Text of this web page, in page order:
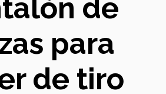
de
para
de tiro